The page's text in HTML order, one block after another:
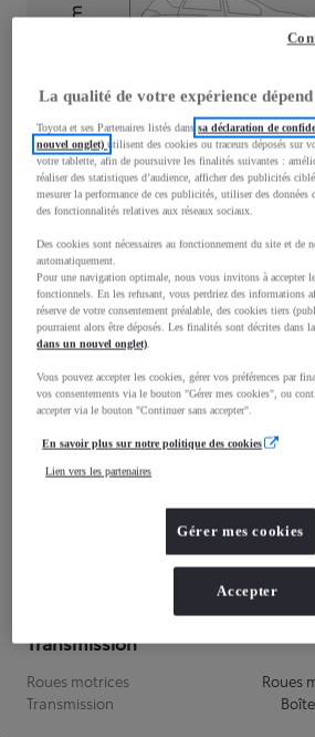
4 180mm
mm
1 765mm
Consommation mixte
Consommation mixte
Émissions CO2
Accélération 0-100km/h
Transmission
Roues motrices
Roues
Transmission
La qualité de votre expérience
Toyota et ses Partenaires listés danssa déclaration de
nouvel onglet)utilisent des cookies ou traceurs déposés sur
votre tablette, afin de poursuivre les finalités suivantes :
réaliser des statistiques d’audience, afficher des publicités
mesurer la performance de ces publicités, utiliser des
des fonctionnalités relatives aux réseaux sociaux.
Des cookies sont nécessaires au fonctionnement du site et de
automatiquement.
Pour une navigation optimale, nous vous invitons à accepter
fonctionnels. En les refusant, vous perdriez des informations
réserve de votre consentement préalable, des cookies tiers
pourraient alors être déposés. Les finalités sont décrites dans
dans un nouvel onglet).
Vous pouvez accepter les cookies, gérer vos préférences par
vos consentements via le bouton "Gérer mes cookies", ou
accepter via le bouton "Continuer sans accepter".
En savoir plus sur notre politique des cookies
Lien vers les partenaires
Gérer mes cookies
Accepter